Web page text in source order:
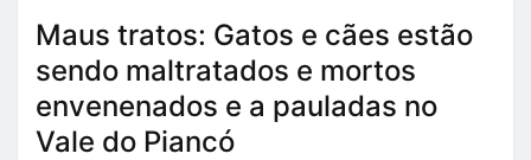
Maus tratos: Gatos e cães estão
sendo maltratados e mortos
envenenados e a pauladas no
Vale do Piancó